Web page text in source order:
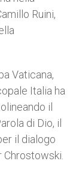
Ruini,
Vaticana,
Italia ha
il
di Dio, il
il dialogo